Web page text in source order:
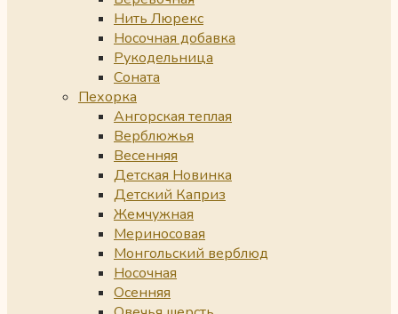
Нить Люрекс
Носочная добавка
Рукодельница
Соната
Пехорка
Ангорская теплая
Верблюжья
Весенняя
Детская Новинка
Детский Каприз
Жемчужная
Мериносовая
Монгольский верблюд
Носочная
Осенняя